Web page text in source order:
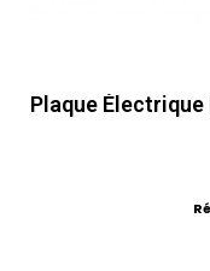
Plaque Électrique